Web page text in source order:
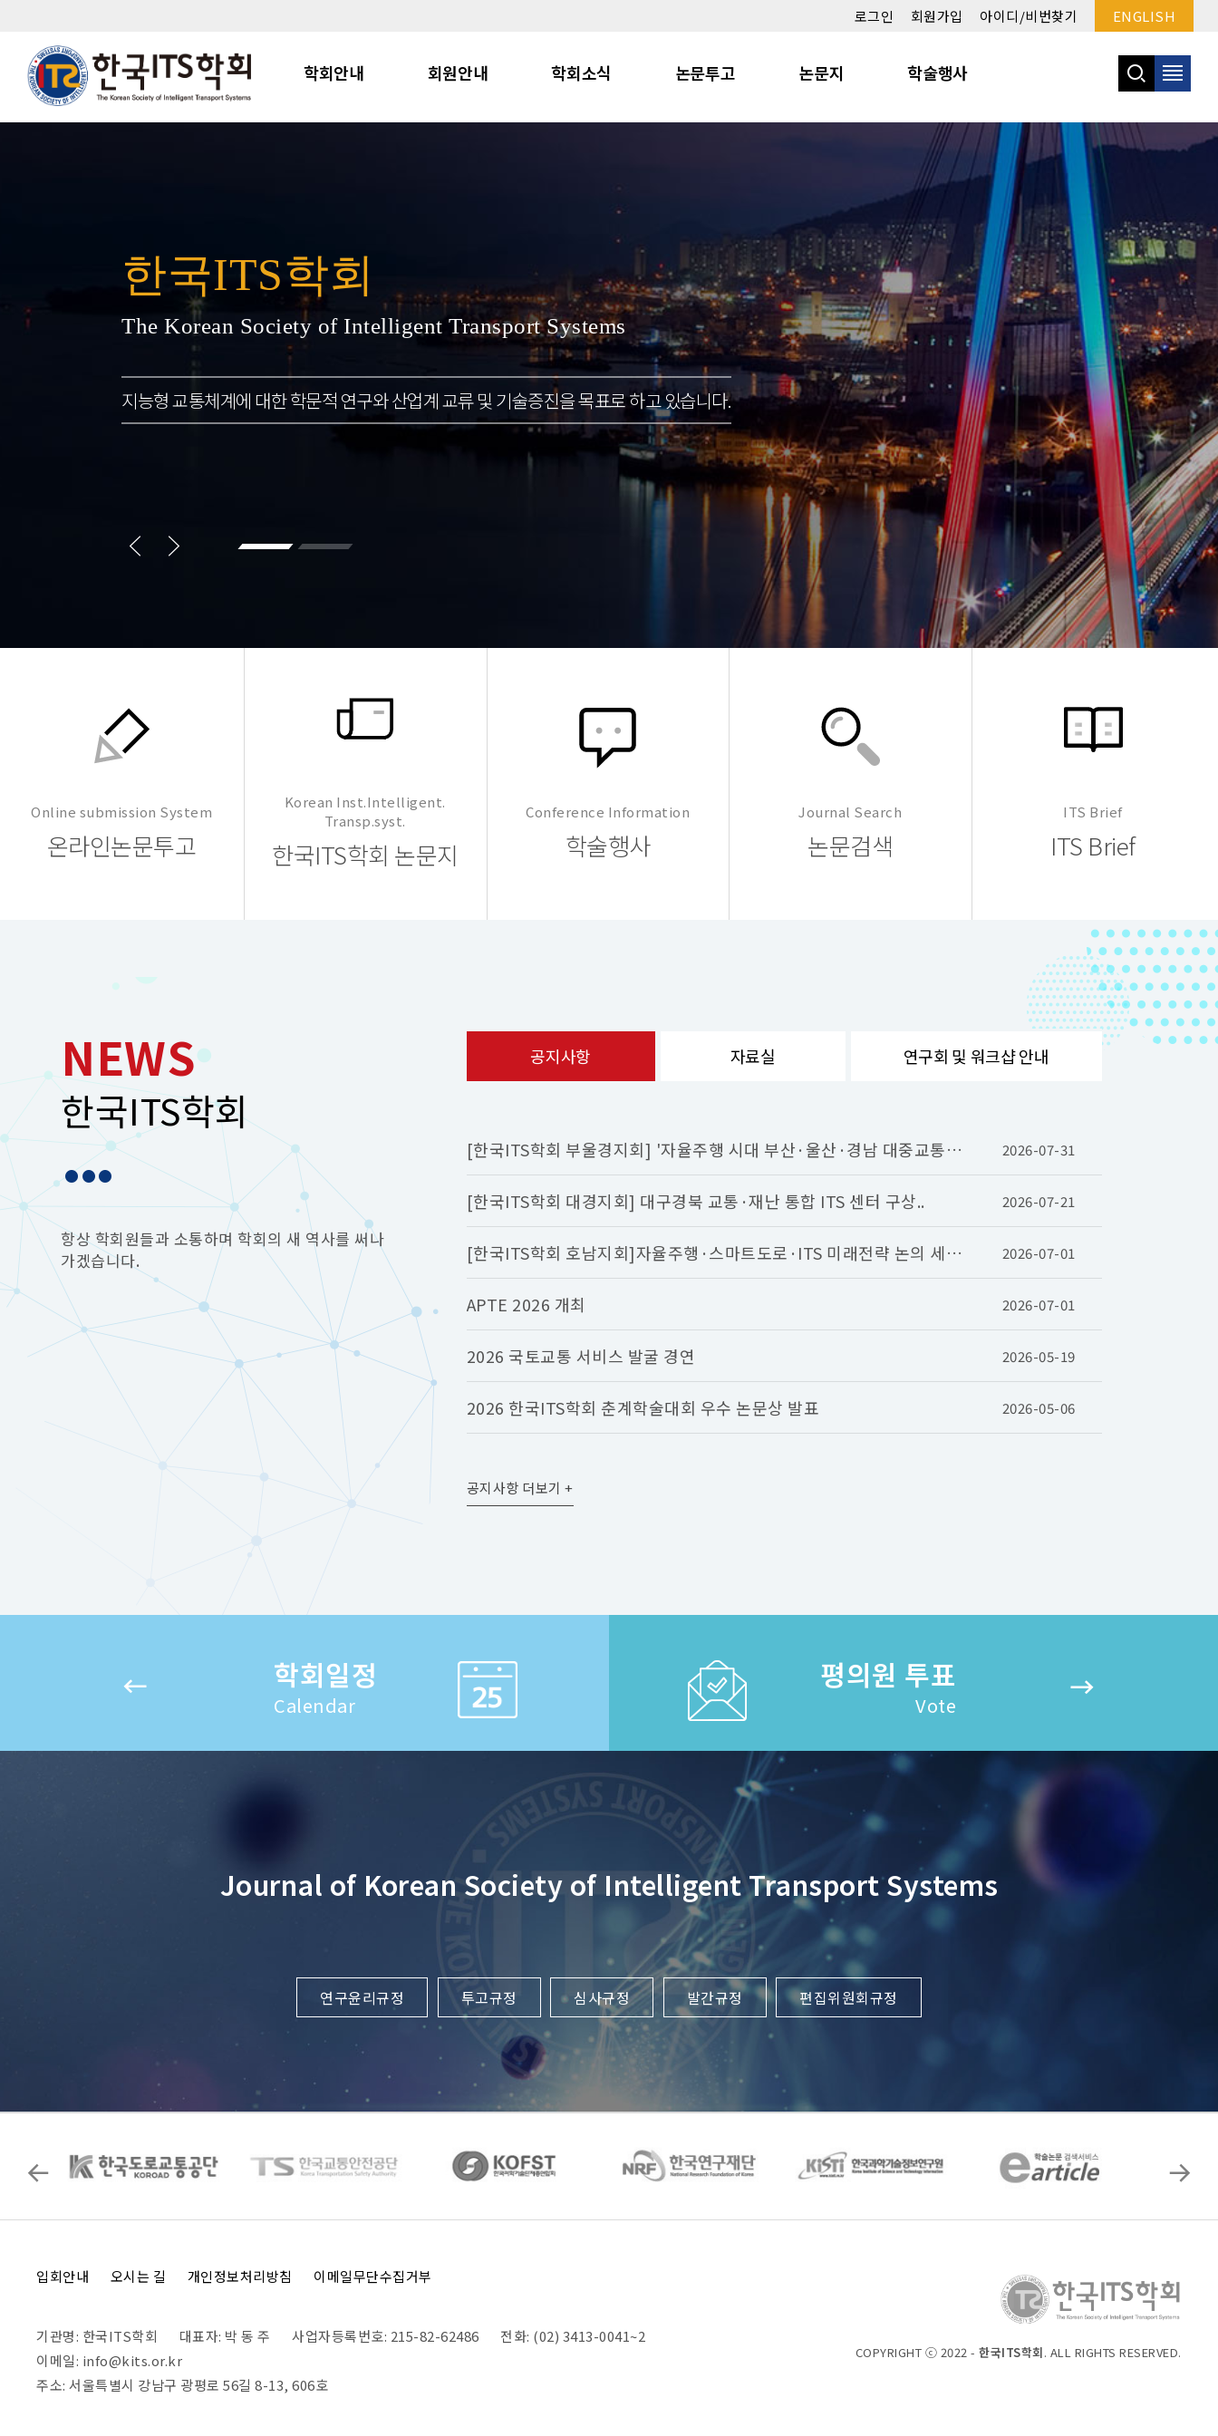
로그인 회원가입 아이디/비번찾기 ENGLISH
학회안내 회원안내 학회소식 논문투고 논문지 학술행사
한국ITS학회
The Korean Society of Intelligent Transport Systems
지능형 교통체계에 대한 학문적 연구와 산업계 교류 및 기술증진을 목표로 하고 있습니다.
Online submission System
온라인논문투고
Korean Inst.Intelligent.
Transp.syst.
한국ITS학회 논문지
Conference Information
학술행사
Journal Search
논문검색
ITS Brief
ITS Brief
NEWS
한국ITS학회
항상 학회원들과 소통하며 학회의 새 역사를 써나
가겠습니다.
공지사항 자료실 연구회 및 워크샵 안내
[한국ITS학회 부울경지회] '자율주행 시대 부산·울산·경남 대중교통의
나아갈..
2026-07-31
[한국ITS학회 대경지회] 대구경북 교통·재난 통합 ITS 센터 구상.. 2026-07-21
[한국ITS학회 호남지회]자율주행·스마트도로·ITS 미래전략 논의 세미
나 개최 (7월..
2026-07-01
APTE 2026 개최 2026-07-01
2026 국토교통 서비스 발굴 경연 2026-05-19
2026 한국ITS학회 춘계학술대회 우수 논문상 발표 2026-05-06
공지사항 더보기 +
학회일정
Calendar
평의원 투표
Vote
Journal of Korean Society of Intelligent Transport Systems
연구윤리규정 투고규정 심사규정 발간규정 편집위원회규정
입회안내 오시는 길 개인정보처리방침 이메일무단수집거부
기관명: 한국ITS학회 대표자: 박 동 주 사업자등록번호: 215-82-62486
전화: (02) 3413-0041~2
이메일: info@kits.or.kr
주소: 서울특별시 강남구 광평로 56길 8-13, 606호
COPYRIGHT ⓒ 2022 -한국ITS학회. ALL RIGHTS RESERVED.